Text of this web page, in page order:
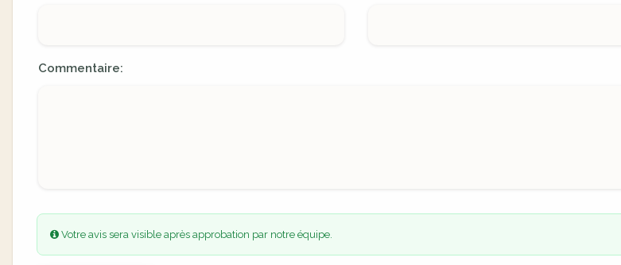
Commentaire:
Votre avis sera visible après approbation par notre équipe.